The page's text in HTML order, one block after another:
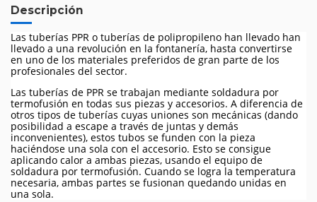
Descripción
Las tuberías PPR o tuberías de polipropileno han llevado han
llevado a una revolución en la fontanería, hasta convertirse
en uno de los materiales preferidos de gran parte de los
profesionales del sector.
Las tuberías de PPR se trabajan mediante soldadura por
termofusión en todas sus piezas y accesorios. A diferencia de
otros tipos de tuberías cuyas uniones son mecánicas (dando
posibilidad a escape a través de juntas y demás
inconvenientes), estos tubos se funden con la pieza
haciéndose una sola con el accesorio. Esto se consigue
aplicando calor a ambas piezas, usando el equipo de
soldadura por termofusión. Cuando se logra la temperatura
necesaria, ambas partes se fusionan quedando unidas en
una sola.